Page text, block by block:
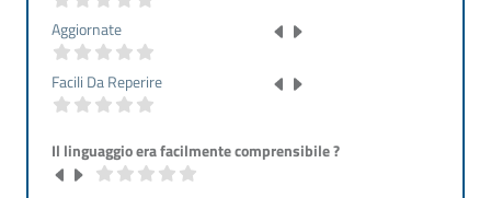
Aggiornate
Facili Da Reperire
Il linguaggio era facilmente comprensibile ?